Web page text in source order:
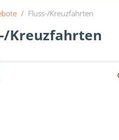
Fluss-/Kreuzfahrten
Kreuzfahrten